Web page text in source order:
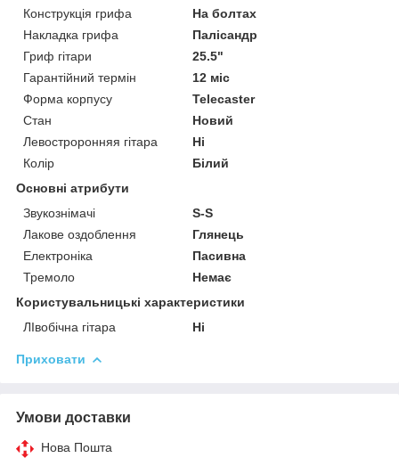
Конструкція грифа
На болтах
Накладка грифа
Палісандр
Гриф гітари
25.5"
Гарантійний термін
12 міс
Форма корпусу
Telecaster
Стан
Новий
Левостроронняя гітара
Ні
Колір
Білий
Основні атрибути
Звукознімачі
S-S
Лакове оздоблення
Глянець
Електроніка
Пасивна
Тремоло
Немає
Користувальницькі характеристики
ЛІвобічна гітара
Ні
Приховати
Умови доставки
Нова Пошта